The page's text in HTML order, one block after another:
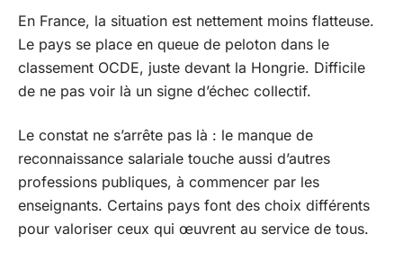
En France, la situation est nettement moins flatteuse.
Le pays se place en queue de peloton dans le
classement OCDE, juste devant la Hongrie. Difficile
de ne pas voir là un signe d’échec collectif.
Le constat ne s’arrête pas là : le manque de
reconnaissance salariale touche aussi d’autres
professions publiques, à commencer par les
enseignants. Certains pays font des choix différents
pour valoriser ceux qui œuvrent au service de tous.